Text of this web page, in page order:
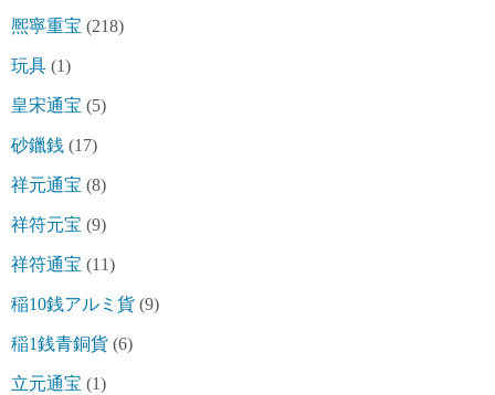
熈寧重宝 (218)
玩具 (1)
皇宋通宝 (5)
砂鑞銭 (17)
祥元通宝 (8)
祥符元宝 (9)
祥符通宝 (11)
稲10銭アルミ貨 (9)
稲1銭青銅貨 (6)
立元通宝 (1)